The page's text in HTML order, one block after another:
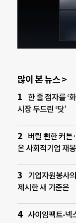
많이 본 뉴스 >
한 줄 점자를 ‘
시장 두드린 ‘닷’
버릴 뻔한 커
온 사회적기업 재
기업자원봉사
제시한 새 기준은
사이임팩트-넥